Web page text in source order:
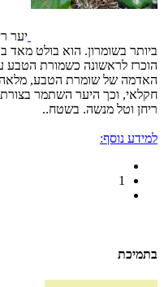
יער
ביותר בשומרון. הוא בולט מאד
הוכרז לראשונה כשמורת הטבע
האדמה של שומרת הטבע, מלאה
חקלאי, וכך היער השתמר
ריחן וטל מנשה. בשטח..
למידע נוסף:
1
בתמיכת